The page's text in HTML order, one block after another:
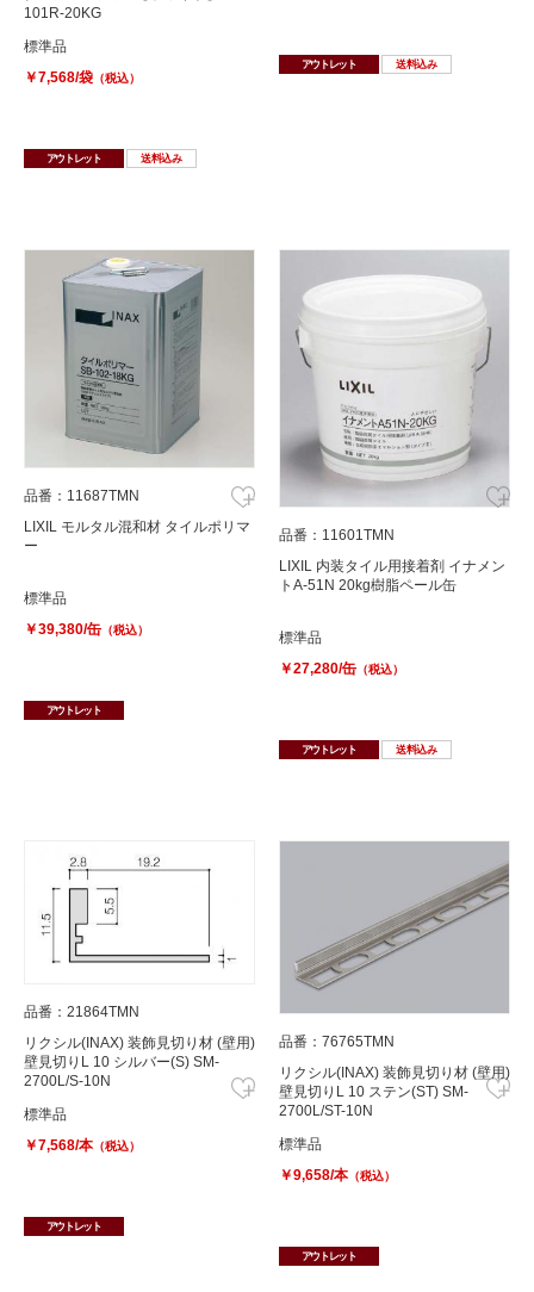
101R-20KG
標準品
￥7,568/袋 （税込）
アウトレット 送料込み
アウトレット 送料込み
品番：11687TMN
LIXIL モルタル混和材 タイルポリマ
ー
標準品
￥39,380/缶 （税込）
アウトレット
品番：11601TMN
LIXIL 内装タイル用接着剤 イナメン
トA-51N 20kg樹脂ペール缶
標準品
￥27,280/缶 （税込）
アウトレット 送料込み
品番：21864TMN
リクシル(INAX) 装飾見切り材 (壁用)
壁見切りL 10 シルバー(S) SM-
2700L/S-10N
標準品
￥7,568/本 （税込）
アウトレット
品番：76765TMN
リクシル(INAX) 装飾見切り材 (壁用)
壁見切りL 10 ステン(ST) SM-
2700L/ST-10N
標準品
￥9,658/本 （税込）
アウトレット